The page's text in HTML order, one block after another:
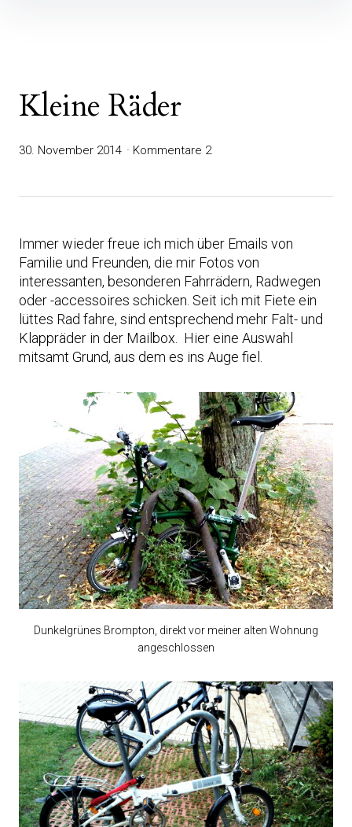
Kleine Räder
30. November 2014 Kommentare 2
Immer wieder freue ich mich über Emails von
Familie und Freunden, die mir Fotos von
interessanten, besonderen Fahrrädern, Radwegen
oder -accessoires schicken. Seit ich mit Fiete ein
lüttes Rad fahre, sind entsprechend mehr Falt- und
Klappräder in der Mailbox. Hier eine Auswahl
mitsamt Grund, aus dem es ins Auge fiel.
Dunkelgrünes Brompton, direkt vor meiner alten Wohnung
angeschlossen